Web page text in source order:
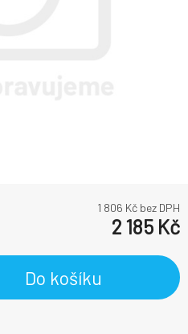
1 806 Kč bez DPH
2 185 Kč
Do košíku